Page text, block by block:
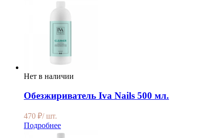
Нет в наличии
Обезжириватель Iva Nails 500 мл.
470 ₽/ шт.
Подробнее